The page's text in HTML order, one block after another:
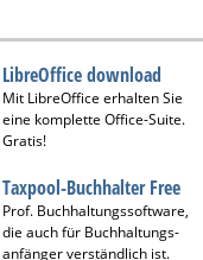
LibreOffice download
Mit LibreOffice erhalten Sie
eine komplette Office-Suite.
Gratis!
Taxpool-Buchhalter Free
Prof. Buchhaltungssoftware,
die auch für Buchhaltungs-
anfänger verständlich ist.